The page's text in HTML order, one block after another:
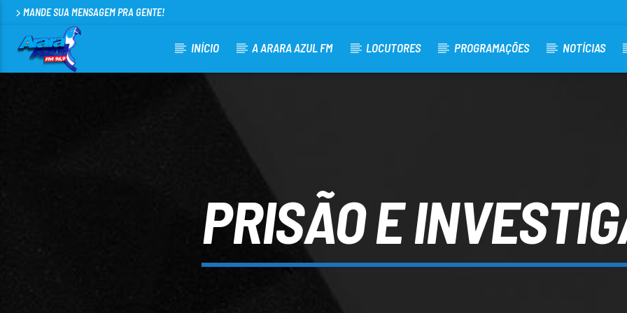
MANDE SUA MENSAGEM PRA GENTE!
INÍCIO A ARARA AZUL FM LOCUTORES PROGRAMAÇÕES NOTÍCIAS
PRISÃO E